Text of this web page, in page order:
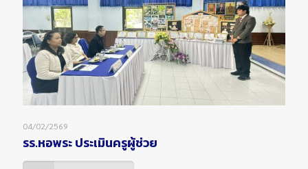
04/02/2569
รร.หอพระ ประเมินครูผู้ช่วย